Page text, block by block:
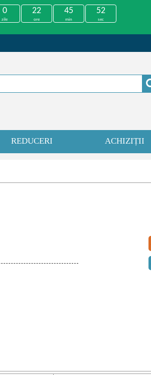
0
zile
22
ore
45
min
52
sec
REDUCERI ACHIZIȚII